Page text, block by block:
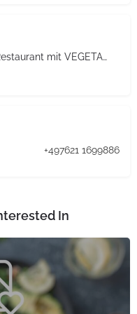
Restaurant mit VEGETARISCHEN Speisen
+497621 1699886
In